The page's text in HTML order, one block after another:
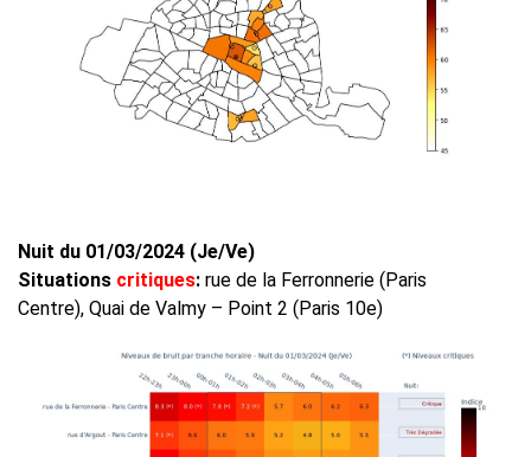
Nuit du 01/03/2024 (Je/Ve)
Situations critiques: rue de la Ferronnerie (Paris
Centre), Quai de Valmy – Point 2 (Paris 10e)